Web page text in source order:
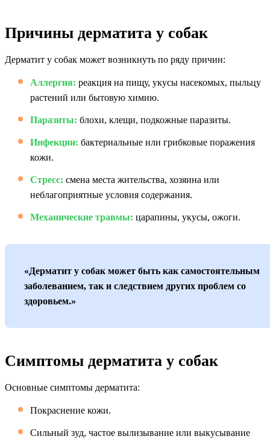
Причины дерматита у собак
Дерматит у собак может возникнуть по ряду причин:
Аллергия: реакция на пищу, укусы насекомых, пыльцу
растений или бытовую химию.
Паразиты: блохи, клещи, подкожные паразиты.
Инфекции: бактериальные или грибковые поражения
кожи.
Стресс: смена места жительства, хозяина или
неблагоприятные условия содержания.
Механические травмы: царапины, укусы, ожоги.
«Дерматит у собак может быть как самостоятельным
заболеванием, так и следствием других проблем со
здоровьем.»
Симптомы дерматита у собак
Основные симптомы дерматита:
Покраснение кожи.
Сильный зуд, частое вылизывание или выкусывание